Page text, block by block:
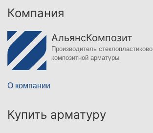
Компания
АльянсКомпозит
Производитель
композитной арматуры
О компании
Купить арматуру